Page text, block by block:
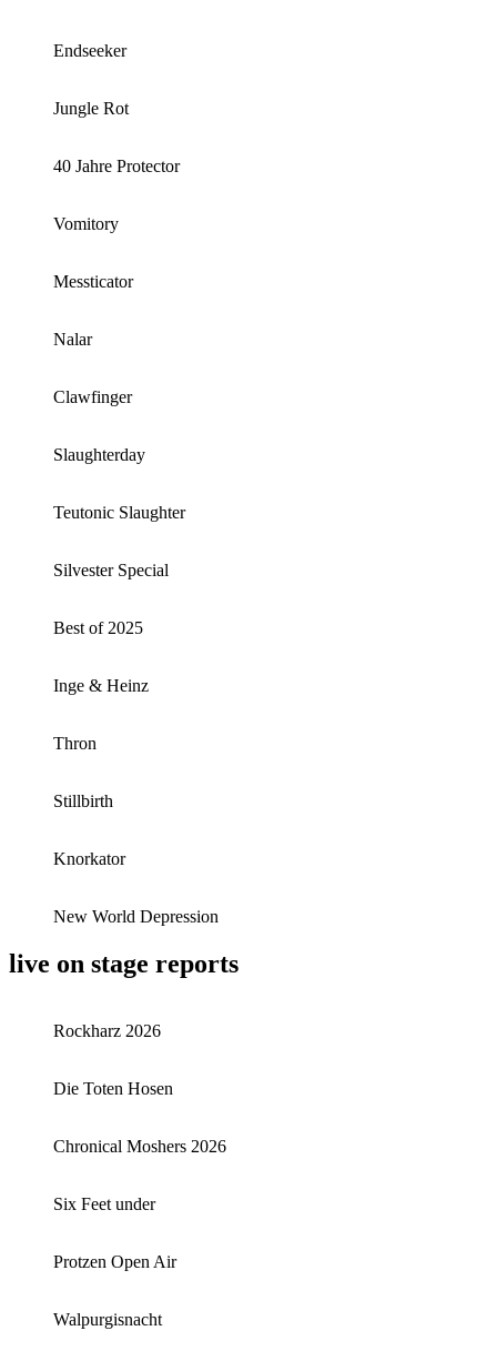
Endseeker
Jungle Rot
40 Jahre Protector
Vomitory
Messticator
Nalar
Clawfinger
Slaughterday
Teutonic Slaughter
Silvester Special
Best of 2025
Inge & Heinz
Thron
Stillbirth
Knorkator
New World Depression
live on stage reports
Rockharz 2026
Die Toten Hosen
Chronical Moshers 2026
Six Feet under
Protzen Open Air
Walpurgisnacht